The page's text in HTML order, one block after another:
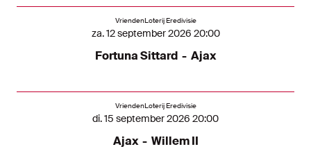
VriendenLoterij Eredivisie
za. 12 september 2026 20:00
Fortuna Sittard - Ajax
VriendenLoterij Eredivisie
di. 15 september 2026 20:00
Ajax - Willem II